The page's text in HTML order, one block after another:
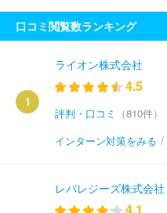
口コミ閲覧数ランキング
1
ライオン株式会社
4.5
評判・口コミ
（810件）
インターン対策をみる /
レバレジーズ株式会社